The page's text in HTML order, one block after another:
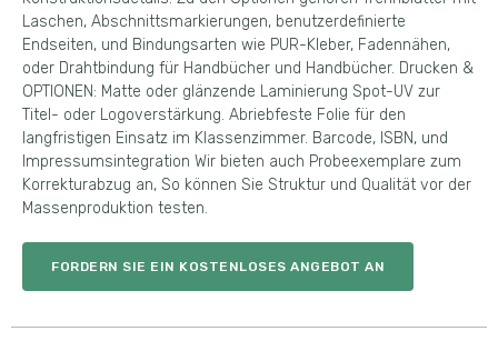
Laschen, Abschnittsmarkierungen, benutzerdefinierte
Endseiten, und Bindungsarten wie PUR-Kleber, Fadennähen,
oder Drahtbindung für Handbücher und Handbücher. Drucken &
OPTIONEN: Matte oder glänzende Laminierung Spot-UV zur
Titel- oder Logoverstärkung. Abriebfeste Folie für den
langfristigen Einsatz im Klassenzimmer. Barcode, ISBN, und
Impressumsintegration Wir bieten auch Probeexemplare zum
Korrekturabzug an, So können Sie Struktur und Qualität vor der
Massenproduktion testen.
FORDERN SIE EIN KOSTENLOSES ANGEBOT AN